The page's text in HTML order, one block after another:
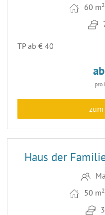
60 m2
TP ab € 40
pro
11
Haus der
50 m2